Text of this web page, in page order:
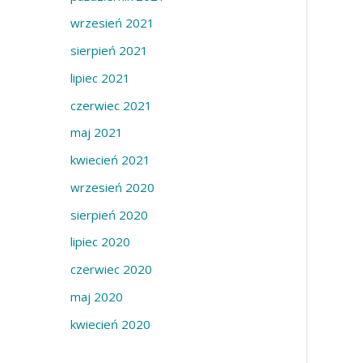
e
w
p
i
s
ó
w
wrzesień 2021
sierpień 2021
lipiec 2021
czerwiec 2021
maj 2021
kwiecień 2021
wrzesień 2020
sierpień 2020
lipiec 2020
czerwiec 2020
maj 2020
kwiecień 2020